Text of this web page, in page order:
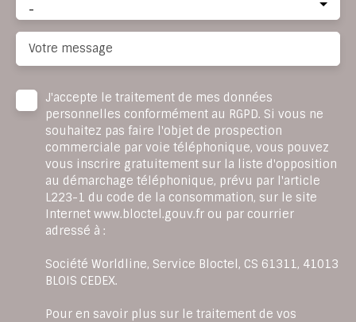
-
Votre message
J'accepte le traitement de mes données
personnelles conformément au RGPD. Si vous ne
souhaitez pas faire l'objet de prospection
commerciale par voie téléphonique, vous pouvez
vous inscrire gratuitement sur la liste d'opposition
au démarchage téléphonique, prévu par l'article
L223-1 du code de la consommation, sur le site
Internet www.bloctel.gouv.fr ou par courrier
adressé à :
Société Worldline, Service Bloctel, CS 61311, 41013
BLOIS CEDEX.
Pour en savoir plus sur le traitement de vos